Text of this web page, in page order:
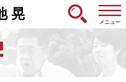
晃
メニュー